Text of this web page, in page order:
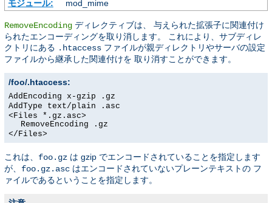
モジュール:
mod_mime
RemoveEncoding ディレクティブは、 与えられた拡張子に関連付け
られたエンコーディングを取り消します。 これにより、サブディレ
クトリにある .htaccess ファイルが親ディレクトリやサーバの設定
ファイルから継承した関連付けを 取り消すことができます。
/foo/.htaccess:
AddEncoding x-gzip .gz
AddType text/plain .asc
<Files *.gz.asc>
RemoveEncoding .gz
</Files>
これは、 foo.gz は gzip でエンコードされていることを指定します
が、 foo.gz.asc はエンコードされていないプレーンテキストの フ
ァイルであるということを指定します。